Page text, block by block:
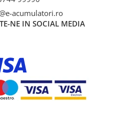
acumulatori.ro
NE IN SOCIAL MEDIA